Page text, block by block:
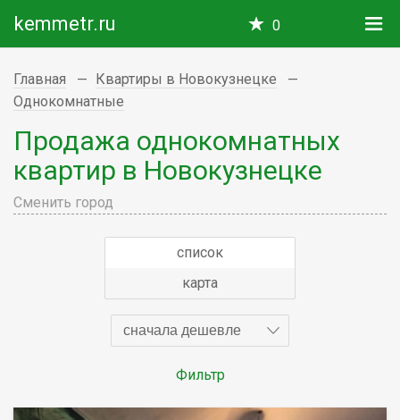
kemmetr.ru 0
Главная
Квартиры в Новокузнецке
Однокомнатные
Продажа однокомнатных
квартир в Новокузнецке
Сменить город
список
карта
сначала дешевле
Фильтр